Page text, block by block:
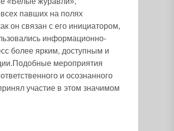
павших на полях
он связан с его инициатором,
информационно-
более ярким, доступным и
мероприятия
и осознанного
участие в этом значимом